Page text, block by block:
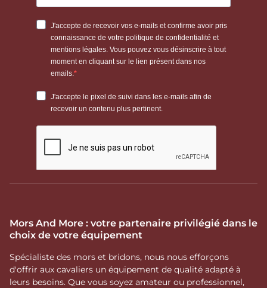
Mors And More : votre partenaire privilégié dans le
choix de votre équipement
Spécialiste des mors et bridons, nous nous efforçons
d'offrir aux cavaliers un équipement de qualité adapté à
leurs besoins. Que vous soyez amateur ou professionnel,